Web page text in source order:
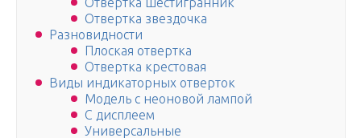
Отвертка звездочка
Разновидности
Плоская отвертка
Отвертка крестовая
Виды индикаторных отверток
Модель с неоновой лампой
С дисплеем
Универсальные